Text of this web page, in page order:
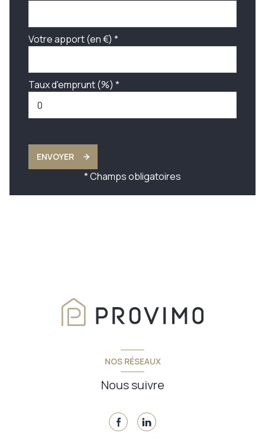
Votre apport (en €) *
Taux d'emprunt (%) *
ENVOYER
* Champs obligatoires
NOS RÉSEAUX
Nous suivre